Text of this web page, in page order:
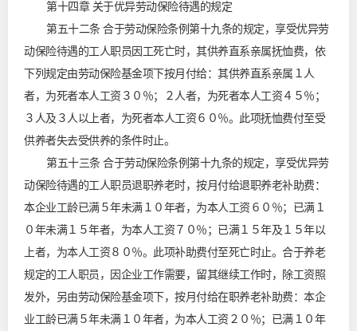
第十四章 关于优异劳动保险待遇的规定
第五十二条 合于劳动保险条例第十九条的规定，享受优异劳
动保险待遇的工人职员因工死亡时，其供养直系亲属抚恤费，依
下列规定由劳动保险基金项下按月付给：其供养直系亲属１人
者，为死者本人工资３０％；２人者，为死者本人工资４５％；
３人及３人以上者，为死者本人工资６０％。此项抚恤费付至受
供养者失去受供养的条件时止。
第五十三条 合于劳动保险条例第十九条的规定，享受优异劳
动保险待遇的工人职员退职养老时，按月付给退职养老补助费：
本企业工龄已满５年未满１０年者，为本人工资６０％；已满１
０年未满１５年者，为本人工资７０％；已满１５年及１５年以
上者，为本人工资８０％。此项补助费付至死亡时止。合于养老
规定的工人职员，因企业工作需要，留其继续工作时，除工资照
发外，另由劳动保险基金项下，按月付给在职养老补助费：本企
业工龄已满５年未满１０年者，为本人工资２０％；已满１０年